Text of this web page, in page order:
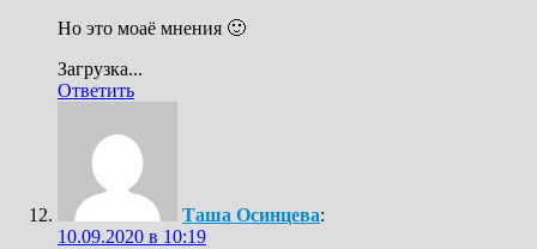
Но это моаё мнения 🙂
Загрузка...
Ответить
Таша Осинцева:
10.09.2020 в 10:19